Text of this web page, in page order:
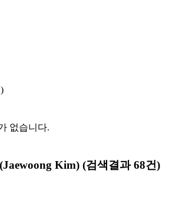
없습니다.
Kim) (검색결과 68건)